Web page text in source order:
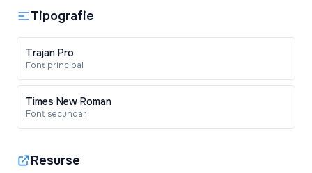
Tipografie
Trajan Pro
Font principal
Times New Roman
Font secundar
Resurse